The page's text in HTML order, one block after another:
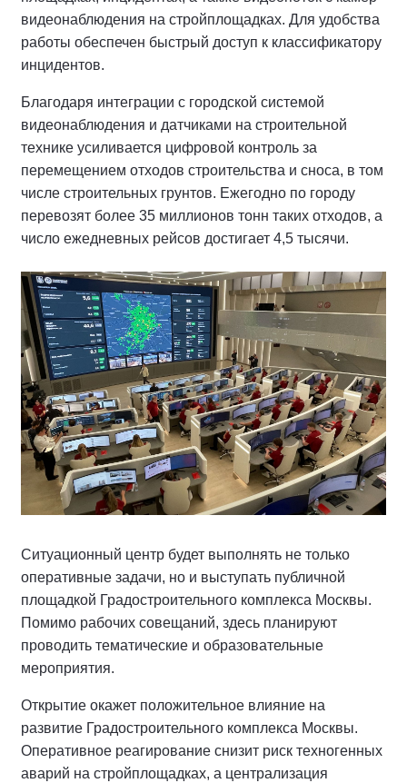
видеонаблюдения на стройплощадках. Для удобства
работы обеспечен быстрый доступ к классификатору
инцидентов.
Благодаря интеграции с городской системой
видеонаблюдения и датчиками на строительной
технике усиливается цифровой контроль за
перемещением отходов строительства и сноса, в том
числе строительных грунтов. Ежегодно по городу
перевозят более 35 миллионов тонн таких отходов, а
число ежедневных рейсов достигает 4,5 тысячи.
Ситуационный центр будет выполнять не только
оперативные задачи, но и выступать публичной
площадкой Градостроительного комплекса Москвы.
Помимо рабочих совещаний, здесь планируют
проводить тематические и образовательные
мероприятия.
Открытие окажет положительное влияние на
развитие Градостроительного комплекса Москвы.
Оперативное реагирование снизит риск техногенных
аварий на стройплощадках, а централизация